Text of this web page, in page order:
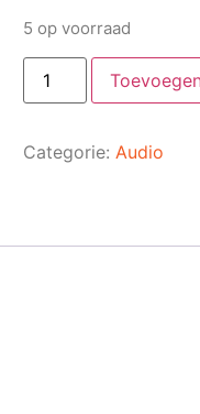
5 op voorraad
Categorie: Audio